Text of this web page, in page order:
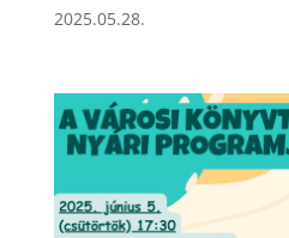
2025.05.28.